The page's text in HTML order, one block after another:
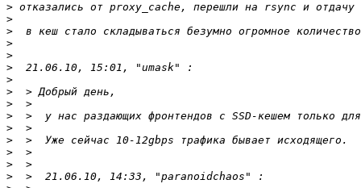
>
>
>
>
>
>
>
>
>
>
>
>
>
>
>